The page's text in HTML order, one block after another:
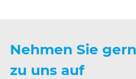
Nehmen Sie
zu uns auf